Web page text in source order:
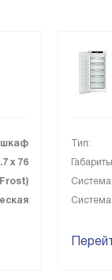
шкаф
х 76
Тип: